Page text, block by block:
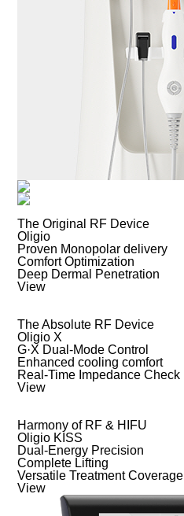
The Original RF Device
Oligio
Proven Monopolar delivery
Comfort Optimization
Deep Dermal Penetration
View
The Absolute RF Device
Oligio X
G·X Dual-Mode Control
Enhanced cooling comfort
Real-Time Impedance Check
View
Harmony of RF & HIFU
Oligio KISS
Dual-Energy Precision
Complete Lifting
Versatile Treatment Coverage
View